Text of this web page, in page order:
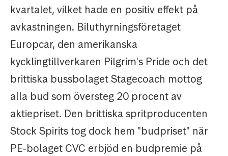
kvartalet, vilket hade en positiv effekt på
avkastningen. Biluthyrningsföretaget
Europcar, den amerikanska
kycklingtillverkaren Pilgrim's Pride och det
brittiska bussbolaget Stagecoach mottog
alla bud som översteg 20 procent av
aktiepriset. Den brittiska spritproducenten
Stock Spirits tog dock hem "budpriset" när
PE-bolaget CVC erbjöd en budpremie på